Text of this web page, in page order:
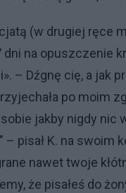
(w drugiej ręce
na opuszczenie
– Dźgnę cię, a jak
po moim
jakby nigdy nic
pisał K. na swoim
nawet twoje
że pisałeś do